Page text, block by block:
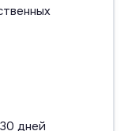
дней